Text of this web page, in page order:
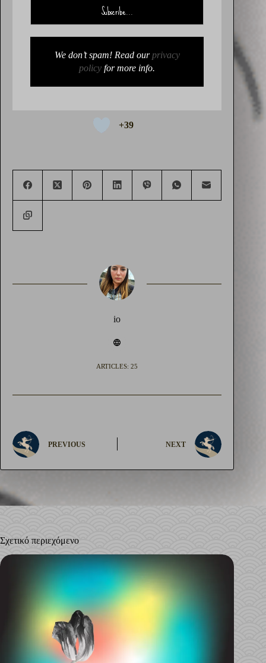
We don’t spam! Read our privacy
policy for more info.
+39
io
ARTICLES: 25
PREVIOUS NEXT
Σχετικό περιεχόμενο